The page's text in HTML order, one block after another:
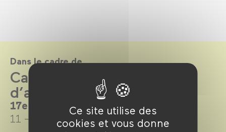
Ce site utilise des
cookies et vous donne
Dans le cadre de
Carrefour du cinéma
d’animation 2019
17e édition
11 → 15 décembre 2019